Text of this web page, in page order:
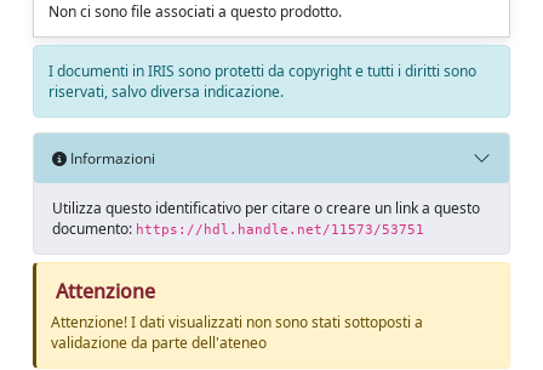
Non ci sono file associati a questo prodotto.
I documenti in IRIS sono protetti da copyright e tutti i diritti sono
riservati, salvo diversa indicazione.
Informazioni
Utilizza questo identificativo per citare o creare un link a questo
documento: https://hdl.handle.net/11573/53751
Attenzione
Attenzione! I dati visualizzati non sono stati sottoposti a
validazione da parte dell'ateneo